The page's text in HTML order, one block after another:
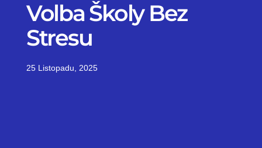
Volba Školy Bez
Stresu
25 Listopadu, 2025